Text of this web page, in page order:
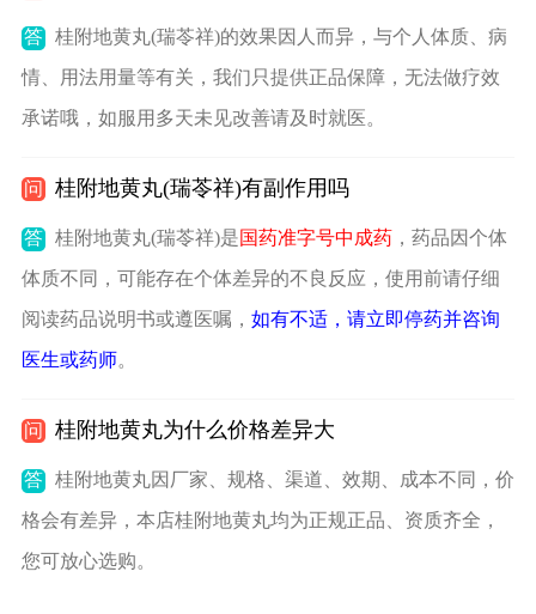
答 桂附地黄丸(瑞苓祥)的效果因人而异，与个人体质、病
情、用法用量等有关，我们只提供正品保障，无法做疗效
承诺哦，如服用多天未见改善请及时就医。
问 桂附地黄丸(瑞苓祥)有副作用吗
答 桂附地黄丸(瑞苓祥)是国药准字号中成药，药品因个体
体质不同，可能存在个体差异的不良反应，使用前请仔细
阅读药品说明书或遵医嘱， 如有不适，请立即停药并咨询
医生或药师。
问 桂附地黄丸为什么价格差异大
答 桂附地黄丸因厂家、规格、渠道、效期、成本不同，价
格会有差异，本店桂附地黄丸均为正规正品、资质齐全，
您可放心选购。